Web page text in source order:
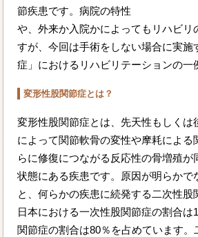
節疾患です。病院の特性
や、外来か入院かによってもリハビリ
すが、今回は手術をしない場合に実施
症」におけるリハビリテーションの一
変形性股関節症とは？
変形性股関節症とは、先天性もしくは
によって関節軟骨の変性や摩耗による
らに修復につながる反応性の骨増殖が
状態にある疾患です。原因が明らかで
と、何らかの疾患に続発する二次性股
日本における一次性股関節症の割合は
関節症の割合は80％を占めています。